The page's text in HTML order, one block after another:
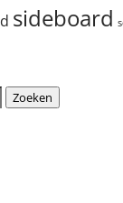
sideboard
Zoeken